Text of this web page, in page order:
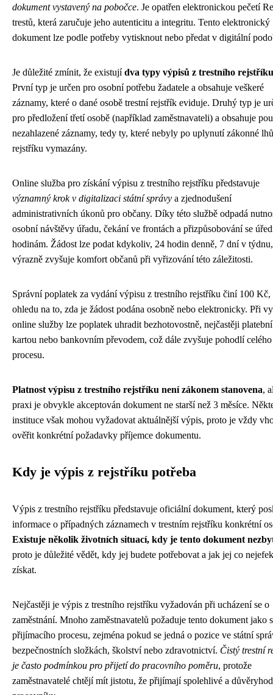
dokument vystavený na pobočce. Je opatřen elektronickou pečetí
trestů, která zaručuje jeho autenticitu a integritu. Tento elektronický
dokument lze podle potřeby vytisknout nebo předat v digitální
Je důležité zmínit, že existujídva typy výpisů z trestního rejstříku
První typ je určen pro osobní potřebu žadatele a obsahuje veškeré
záznamy, které o dané osobě trestní rejstřík eviduje. Druhý typ je
pro předložení třetí osobě (například zaměstnavateli) a obsahuje
nezahlazené záznamy, tedy ty, které nebyly po uplynutí zákonné
rejstříku vymazány.
Online služba pro získání výpisu z trestního rejstříku představuje
významný krok v digitalizaci státní správy a zjednodušení
administrativních úkonů pro občany. Díky této službě odpadá
osobní návštěvy úřadu, čekání ve frontách a přizpůsobování se
hodinám. Žádost lze podat kdykoliv, 24 hodin denně, 7 dní v
výrazně zvyšuje komfort občanů při vyřizování této záležitosti.
Správní poplatek za vydání výpisu z trestního rejstříku činí 100 Kč,
ohledu na to, zda je žádost podána osobně nebo elektronicky. Při
online služby lze poplatek uhradit bezhotovostně, nejčastěji platební
kartou nebo bankovním převodem, což dále zvyšuje pohodlí celého
procesu.
Platnost výpisu z trestního rejstříku není zákonem stanovena,
praxi je obvykle akceptován dokument ne starší než 3 měsíce.
instituce však mohou vyžadovat aktuálnější výpis, proto je vždy
ověřit konkrétní požadavky příjemce dokumentu.
Kdy je výpis z rejstříku potřeba
Výpis z trestního rejstříku představuje oficiální dokument, který
informace o případných záznamech v trestním rejstříku konkrétní
Existuje několik životních situací, kdy je tento dokument
proto je důležité vědět, kdy jej budete potřebovat a jak jej co
získat.
Nejčastěji je výpis z trestního rejstříku vyžadován při ucházení se o
zaměstnání. Mnoho zaměstnavatelů požaduje tento dokument jako
přijímacího procesu, zejména pokud se jedná o pozice ve státní
bezpečnostních složkách, školství nebo zdravotnictví. Čistý trestní
je často podmínkou pro přijetí do pracovního poměru, protože
zaměstnavatelé chtějí mít jistotu, že přijímají spolehlivé a